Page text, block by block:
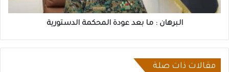
البرهان : ما بعد عودة المحكمة الدستورية
مقالات ذات صلة